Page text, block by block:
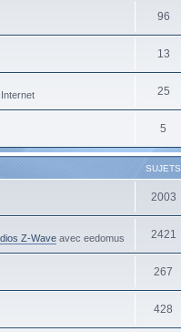
96
13
25
5
SUJETS
2003
Z-Wave avec eedomus 2421
267
428